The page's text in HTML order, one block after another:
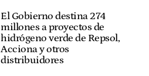
El Gobierno destina 274
millones a proyectos de
hidrógeno verde de Repsol,
Acciona y otros
distribuidores